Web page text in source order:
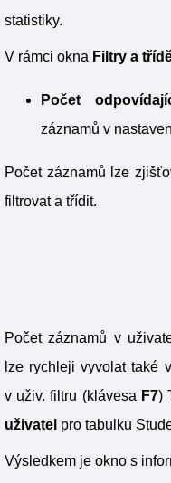
statistiky.
V rámci okna Filtry a
Počet
záznamů v
Počet záznamů lze
filtrovat a třídit.
Počet záznamů v
lze rychleji vyvolat také
v uživ. filtru (klávesa F7)
uživatel pro tabulku
Výsledkem je okno s